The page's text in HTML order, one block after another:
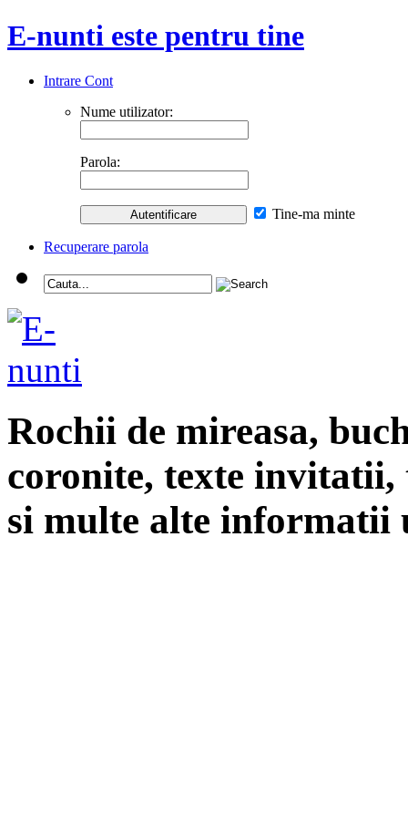
E-nunti este pentru tine
Intrare Cont
Nume utilizator:
Parola:
Tine-ma minte
Recuperare parola
Rochii de mireasa,
coronite, texte
si multe alte informatii